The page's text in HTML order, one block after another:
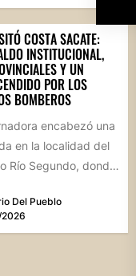
COSTA SACATE:
INSTITUCIONAL,
Y UN
POR LOS
BOMBEROS
encabezó una
en la localidad del
Río Segundo, donde
Del Pueblo